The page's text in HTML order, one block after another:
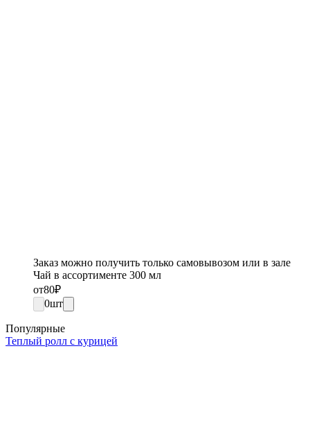
Заказ можно получить только самовывозом или в зале
Чай в ассортименте 300 мл
от80₽
0шт
Популярные
Теплый ролл с курицей